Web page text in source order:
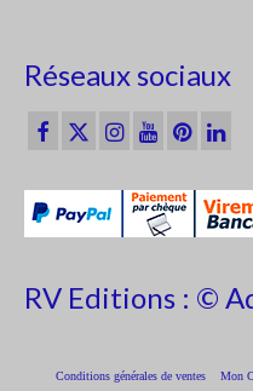
Réseaux sociaux
RV Editions : ©
Conditions générales de ventes Mon